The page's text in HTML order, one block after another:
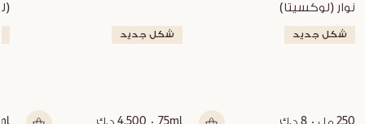
نوار (لوكسيتا)
شكل جديد شكل جديد